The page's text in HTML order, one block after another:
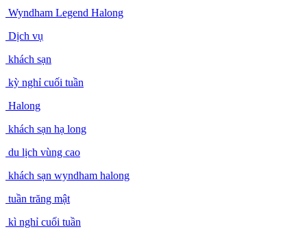
Wyndham Legend Halong
Dịch vụ
khách sạn
kỳ nghỉ cuối tuần
Halong
khách sạn hạ long
du lịch vùng cao
khách sạn wyndham halong
tuần trăng mật
kì nghỉ cuối tuần